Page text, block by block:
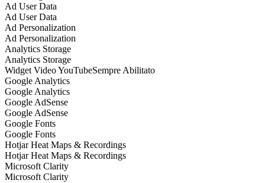
Ad User Data
Ad User Data
Ad Personalization
Ad Personalization
Analytics Storage
Analytics Storage
Widget Video YouTubeSempre Abilitato
Google Analytics
Google Analytics
Google AdSense
Google AdSense
Google Fonts
Google Fonts
Hotjar Heat Maps & Recordings
Hotjar Heat Maps & Recordings
Microsoft Clarity
Microsoft Clarity